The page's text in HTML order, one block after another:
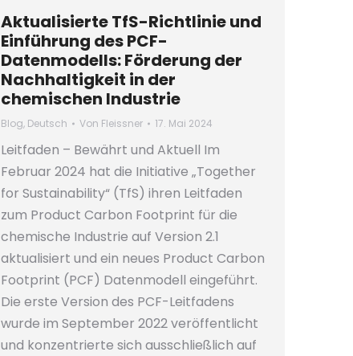
Aktualisierte TfS-Richtlinie und
Einführung des PCF-
Datenmodells: Förderung der
Nachhaltigkeit in der
chemischen Industrie
Blog, Deutsch Von Fleissner 17. Mai 2024
Leitfaden – Bewährt und Aktuell Im
Februar 2024 hat die Initiative „Together
for Sustainability“ (TfS) ihren Leitfaden
zum Product Carbon Footprint für die
chemische Industrie auf Version 2.1
aktualisiert und ein neues Product Carbon
Footprint (PCF) Datenmodell eingeführt.
Die erste Version des PCF-Leitfadens
wurde im September 2022 veröffentlicht
und konzentrierte sich ausschließlich auf